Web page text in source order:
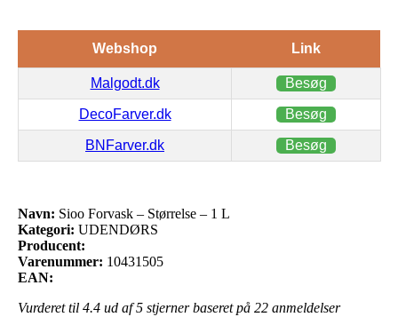
Webshop Link
Malgodt.dk Besøg
DecoFarver.dk Besøg
BNFarver.dk Besøg
Navn: Sioo Forvask – Størrelse – 1 L
Kategori: UDENDØRS
Producent:
Varenummer: 10431505
EAN:
Vurderet til 4.4 ud af 5 stjerner baseret på 22 anmeldelser